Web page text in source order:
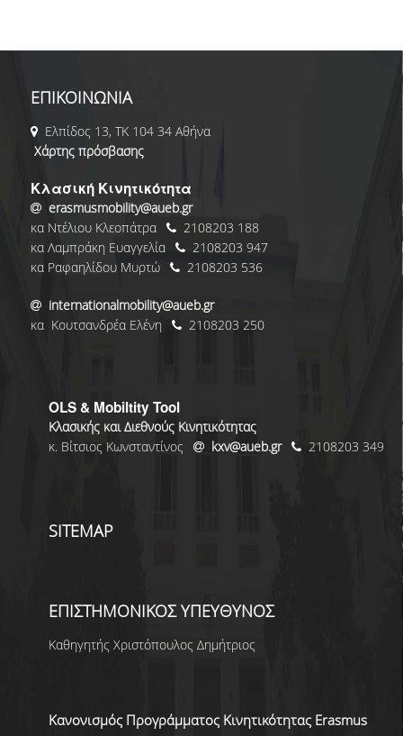
ΕΠΙΚΟΙΝΩΝΙΑ
Ελπίδος 13, ΤΚ 104 34 Αθήνα
Χάρτης πρόσβασης
Κλασική Κινητικότητα
erasmusmobility@aueb.gr
κα Ντέλιου Κλεοπάτρα
2108203 188
κα Λαμπράκη Ευαγγελία
2108203 947
κα Ραφαηλίδου Μυρτώ
2108203 536
internationalmobility@aueb.gr
κα Κουτσανδρέα Ελένη
2108203 250
OLS & Mobiltity Tool
Κλασικής και Διεθνούς Κινητικότητας
κ. Βίτσιος Κωνσταντίνος
kxv@aueb.gr 2108203 349
SITEMAP
ΕΠΙΣΤΗΜΟΝΙΚΟΣ ΥΠΕΥΘΥΝΟΣ
Καθηγητής Χριστόπουλος Δημήτριος
Κανονισμός Προγράμματος Κινητικότητας Erasmus